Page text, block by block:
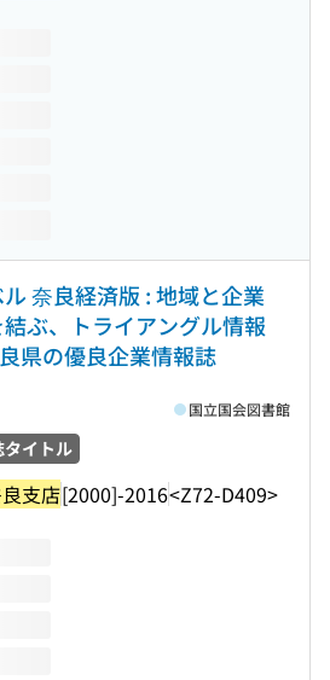
奈良経済版 : 地域と企業
結ぶ、トライアングル情報
県の優良企業情報誌
タイトル
支店[2000]-2016<Z72-D409>
国立国会図書館